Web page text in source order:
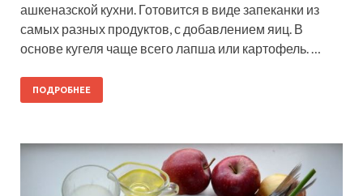
ашкеназской кухни. Готовится в виде запеканки из
самых разных продуктов, с добавлением яиц. В
основе кугеля чаще всего лапша или картофель. …
ПОДРОБНЕЕ